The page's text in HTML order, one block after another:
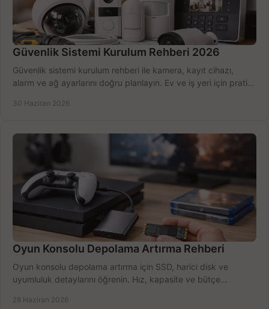
Güvenlik Sistemi Kurulum Rehberi 2026
Güvenlik sistemi kurulum rehberi ile kamera, kayıt cihazı,
alarm ve ağ ayarlarını doğru planlayın. Ev ve iş yeri için pratik
30 Haziran 2026
Oyun Konsolu Depolama Artırma Rehberi
Oyun konsolu depolama artırma için SSD, harici disk ve
uyumluluk detaylarını öğrenin. Hız, kapasite ve bütçe
28 Haziran 2026